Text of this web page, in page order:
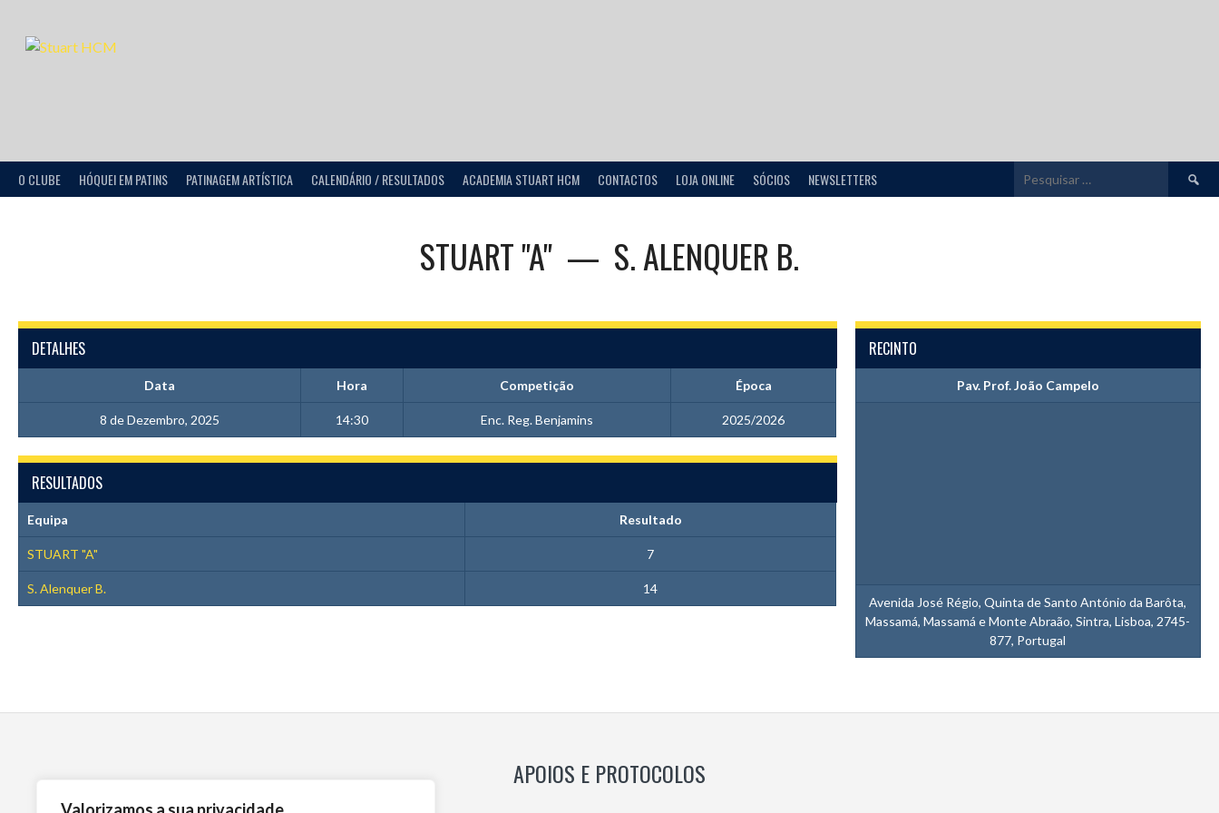
O CLUBE HÓQUEI EM PATINS PATINAGEM ARTÍSTICA CALENDÁRIO / RESULTADOS ACADEMIA STUART HCM CONTACTOS LOJA ONLINE SÓCIOS NEWSLETTERS
por:
STUART "A" — S. ALENQUER B.
DETALHES
Data Hora Competição Época
8 de Dezembro, 2025 14:30 Enc. Reg. Benjamins 2025/2026
RECINTO
Pav. Prof. João Campelo
Avenida José Régio, Quinta de Santo António da Barôta,
Massamá, Massamá e Monte Abraão, Sintra, Lisboa, 2745-
877, Portugal
RESULTADOS
Equipa Resultado
STUART "A" 7
S. Alenquer B. 14
APOIOS E PROTOCOLOS